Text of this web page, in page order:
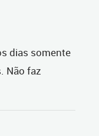
dias somente
Não faz